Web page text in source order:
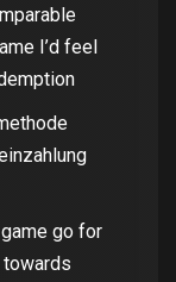
I’d feel
go for
towards